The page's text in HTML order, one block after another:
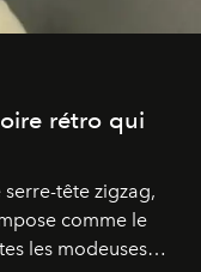
rétro qui
tête zigzag,
comme le
les modeuses